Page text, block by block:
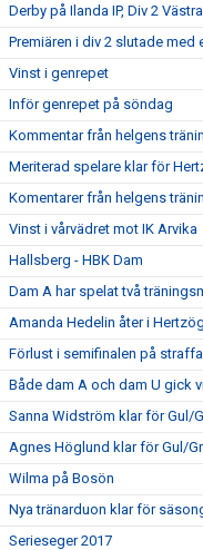
Derby på Ilanda IP, Div 2
Premiären i div 2 slutade med
Vinst i genrepet
Inför genrepet på söndag
Kommentar från helgens
Meriterad spelare klar för
Komentarer från helgens
Vinst i vårvädret mot IK Arvika
Hallsberg - HBK Dam
Dam A har spelat två
Amanda Hedelin åter i
Förlust i semifinalen på
Både dam A och dam U gick
Sanna Widström klar för Gul/
Agnes Höglund klar för Gul/
Wilma på Bosön
Nya tränarduon klar för
Serieseger 2017